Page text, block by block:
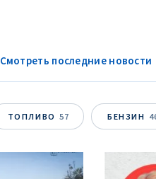
Смотреть последние новости
ТОПЛИВО 57 БЕНЗИН